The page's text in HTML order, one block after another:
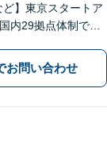
】東京スタートア
内29拠点体制で全
全予約制)】各分野で
が寄り添い解決を
お問い合わせ